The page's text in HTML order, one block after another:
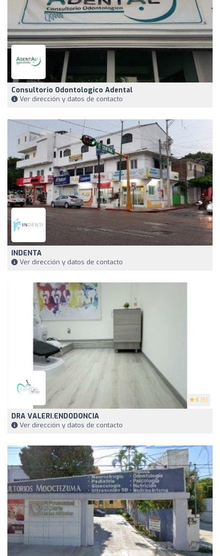
Consultorio Odontologico Adental
Ver dirección y datos de contacto
INDENTA
Ver dirección y datos de contacto
5 (5)
DRA VALERI.ENDODONCIA
Ver dirección y datos de contacto